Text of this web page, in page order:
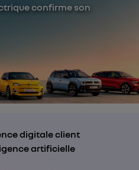
confirme son
digitale client
artificielle